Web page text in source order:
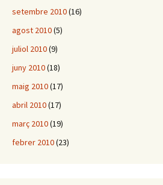
setembre 2010(16)
agost 2010(5)
juliol 2010(9)
juny 2010(18)
maig 2010(17)
abril 2010(17)
març 2010(19)
febrer 2010(23)